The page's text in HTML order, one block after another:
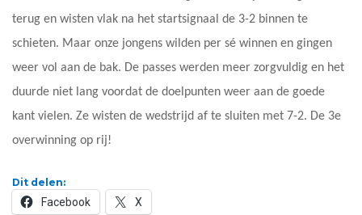
terug en wisten vlak na het startsignaal de 3-2 binnen te
schieten. Maar onze jongens wilden per sé winnen en gingen
weer vol aan de bak. De passes werden meer zorgvuldig en het
duurde niet lang voordat de doelpunten weer aan de goede
kant vielen. Ze wisten de wedstrijd af te sluiten met 7-2. De 3e
overwinning op rij!
Dit delen:
Facebook X